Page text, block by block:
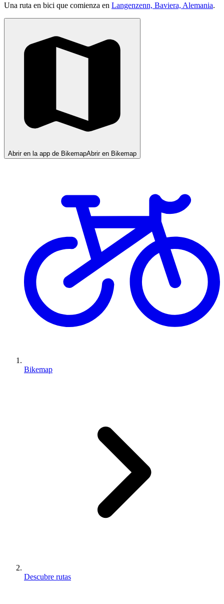
Una ruta en bici que comienza en Langenzenn, Baviera, Alemania.
Abrir en la app de BikemapAbrir en Bikemap
Bikemap
Descubre rutas